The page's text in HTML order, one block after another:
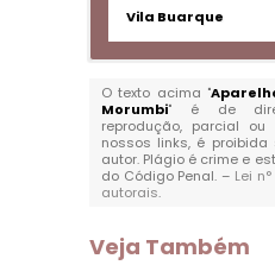
Vila Buarque
O texto acima "
Morumbi" é de
reprodução, parcial
nossos links, é
autor. Plágio é crime e
do Código Penal. – Lei
autorais.
Veja Também